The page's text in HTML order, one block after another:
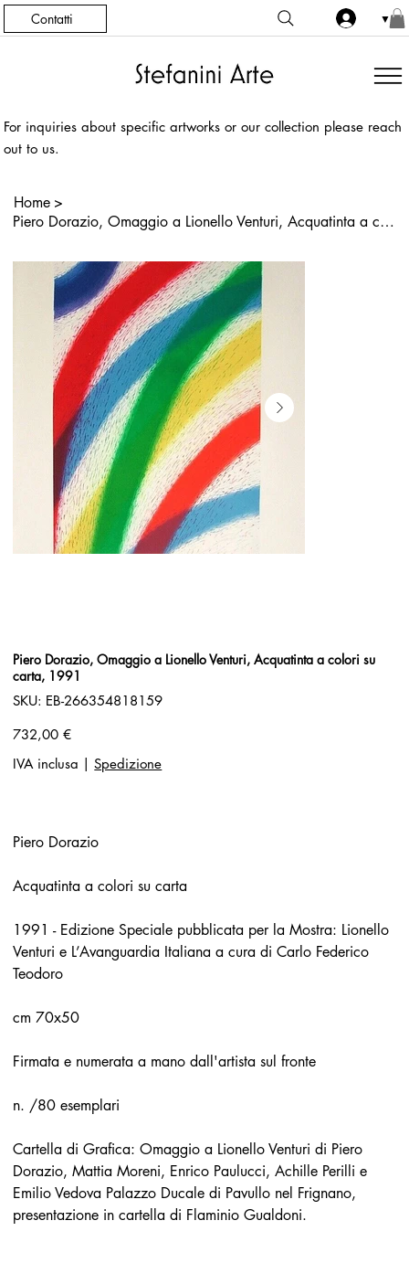
Contatti ▼
For inquiries about specific artworks or our collection please reach
out to us.
Home >
Piero Dorazio, Omaggio a Lionello Venturi, Acquatinta a colori su carta, 1991
Piero Dorazio, Omaggio a Lionello Venturi, Acquatinta a colori su
carta, 1991
SKU:
SKU
EB-
EB-266354818159
Prezzo
732,00 €
IVA inclusa
Spedizione
Piero Dorazio
Acquatinta a colori su carta
1991 - Edizione Speciale pubblicata per la Mostra: Lionello
Venturi e L’Avanguardia Italiana a cura di Carlo Federico
Teodoro
cm 70x50
Firmata e numerata a mano dall'artista sul fronte
n. /80 esemplari
Cartella di Grafica: Omaggio a Lionello Venturi di Piero
Dorazio, Mattia Moreni, Enrico Paulucci, Achille Perilli e
Emilio Vedova Palazzo Ducale di Pavullo nel Frignano,
presentazione in cartella di Flaminio Gualdoni.